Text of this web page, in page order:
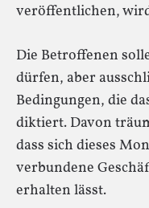
veröffentlichen, wird
Die Betroffenen
dürfen, aber
Bedingungen, die
diktiert. Davon
dass sich dieses
verbundene
erhalten lässt.